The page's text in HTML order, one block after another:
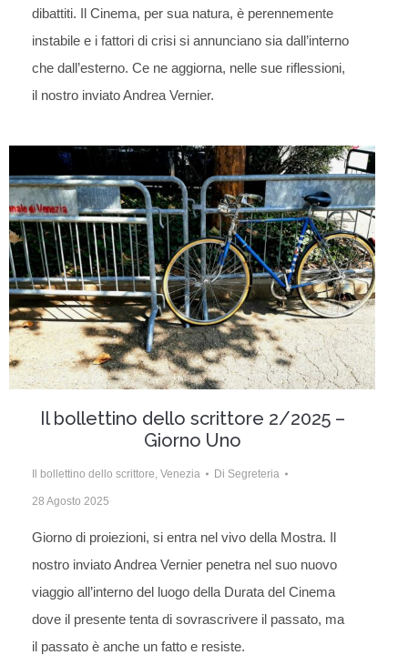
dibattiti. Il Cinema, per sua natura, è perennemente
instabile e i fattori di crisi si annunciano sia dall’interno
che dall’esterno. Ce ne aggiorna, nelle sue riflessioni,
il nostro inviato Andrea Vernier.
Il bollettino dello scrittore 2/2025 –
Giorno Uno
Il bollettino dello scrittore, Venezia Di Segreteria
28 Agosto 2025
Giorno di proiezioni, si entra nel vivo della Mostra. Il
nostro inviato Andrea Vernier penetra nel suo nuovo
viaggio all’interno del luogo della Durata del Cinema
dove il presente tenta di sovrascrivere il passato, ma
il passato è anche un fatto e resiste.